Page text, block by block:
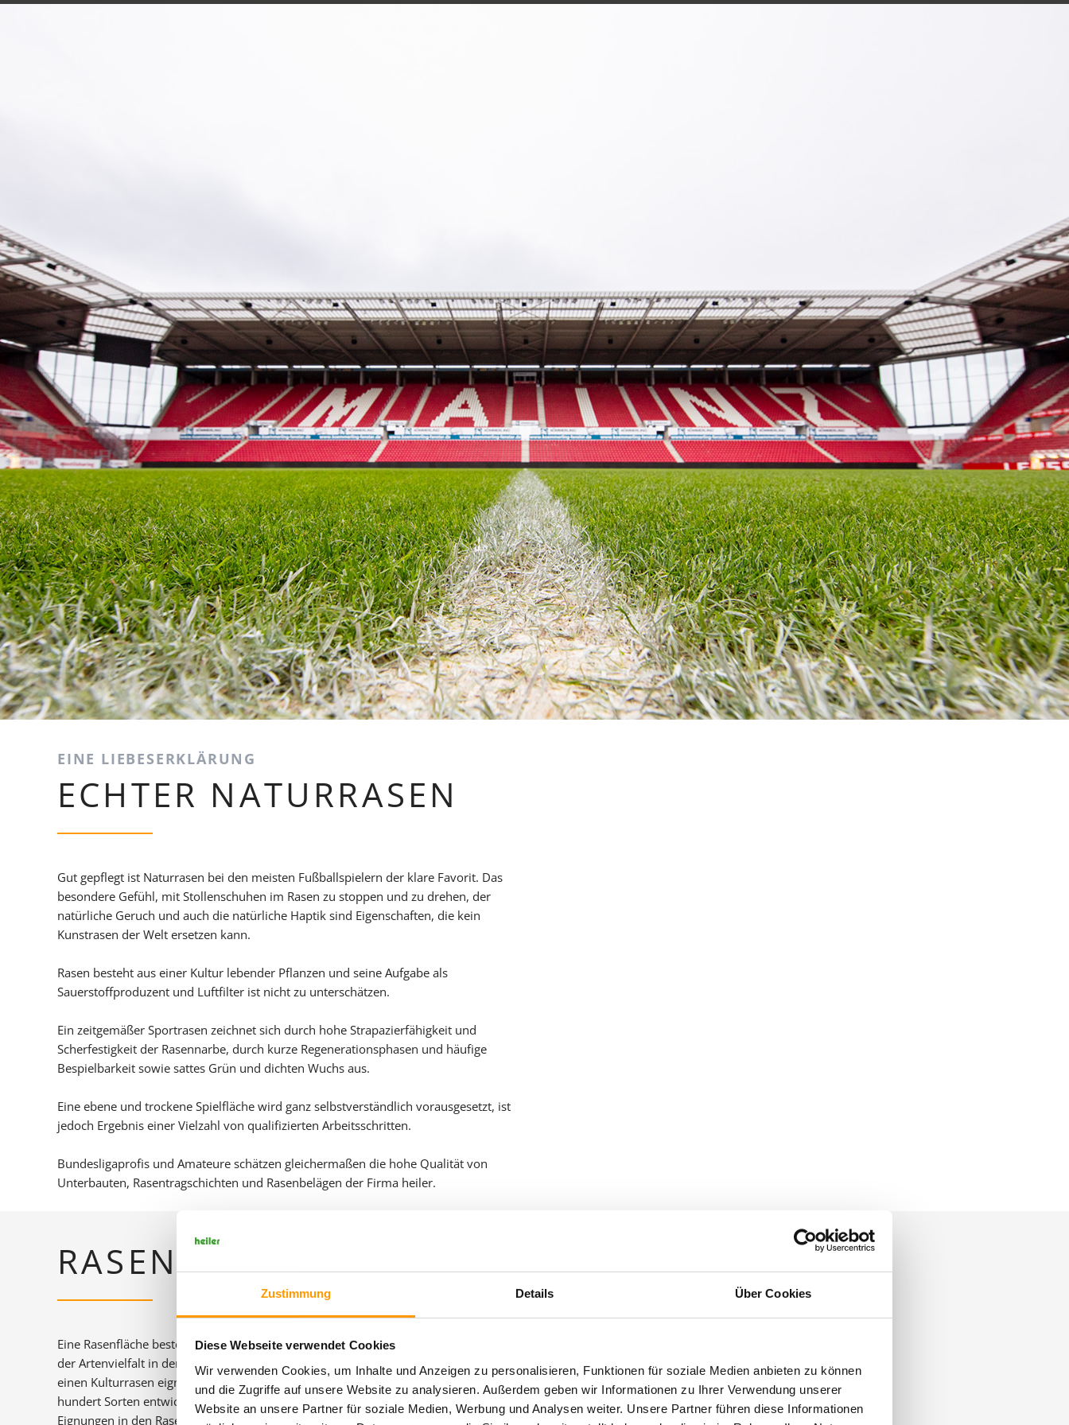
Zustimmung Details Über Cookies
Diese Webseite verwendet Cookies
Wir verwenden Cookies, um Inhalte und Anzeigen zu personalisieren, Funktionen für soziale Medien anbieten zu können
und die Zugriffe auf unsere Website zu analysieren. Außerdem geben wir Informationen zu Ihrer Verwendung unserer
Website an unsere Partner für soziale Medien, Werbung und Analysen weiter. Unsere Partner führen diese Informationen
EINE LIEBESERKLÄRUNG
ECHTER NATURRASEN
Gut gepflegt ist Naturrasen bei den meisten Fußballspielern der klare Favorit. Das
besondere Gefühl, mit Stollenschuhen im Rasen zu stoppen und zu drehen, der
natürliche Geruch und auch die natürliche Haptik sind Eigenschaften, die kein
Kunstrasen der Welt ersetzen kann.
Rasen besteht aus einer Kultur lebender Pflanzen und seine Aufgabe als
Sauerstoffproduzent und Luftfilter ist nicht zu unterschätzen.
Ein zeitgemäßer Sportrasen zeichnet sich durch hohe Strapazierfähigkeit und
Scherfestigkeit der Rasennarbe, durch kurze Regenerationsphasen und häufige
Bespielbarkeit sowie sattes Grün und dichten Wuchs aus.
Eine ebene und trockene Spielfläche wird ganz selbstverständlich vorausgesetzt, ist
jedoch Ergebnis einer Vielzahl von qualifizierten Arbeitsschritten.
Bundesligaprofis und Amateure schätzen gleichermaßen die hohe Qualität von
Unterbauten, Rasentragschichten und Rasenbelägen der Firma heiler.
RASENEINSAAT
Eine Rasenfläche besteht immer aus verschiedenen Arten von Rasengräsern. Unter
der Artenvielfalt in der freien Natur gibt es jedoch weniger als 10 Arten, die sich für
einen Kulturrasen eignen. Durch intensive Züchtung wurden daraus mehrere
hundert Sorten entwickelt, die heute je nach ihren besonderen Eigenschaften und
Eignungen in den Rasenmischungen Verwendung finden. Für den Sportrasen haben